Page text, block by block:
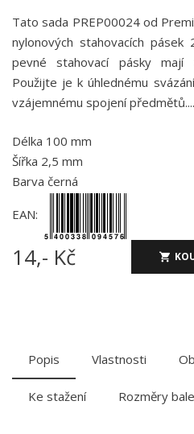
Tato sada PREP00024 od
nylonových stahovacích
pevné stahovací pásky
Použijte je k úhlednému
vzájemnému spojení předmětů....
Délka 100 mm
Šířka 2,5 mm
Barva černá
EAN:
14,- Kč
Popis Vlastnosti
Ke stažení Rozměry